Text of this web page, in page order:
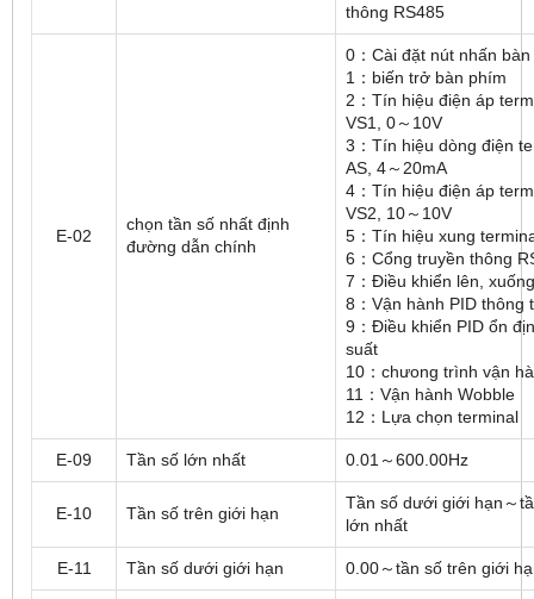
thông RS485
E-02
chọn tần số nhất định
đường dẫn chính
0：Cài đặt nút nhấn
1：biến trở bàn phím
2：Tín hiệu điện áp
VS1, 0～10V
3：Tín hiệu dòng điện
AS, 4～20mA
4：Tín hiệu điện áp
VS2, 10～10V
5：Tín hiệu xung
6：Cổng truyền thông
7：Điều khiển lên, xuống
8：Vận hành PID thông
9：Điều khiển PID ổn
suất
10：chưong trình vận
11：Vận hành Wobble
12：Lựa chọn terminal
E-09 Tần số lớn nhất 0.01～600.00Hz
E-10 Tần số trên giới hạn
Tần số dưới giới hạn～
lớn nhất
E-11 Tần số dưới giới hạn 0.00～tần số trên giới